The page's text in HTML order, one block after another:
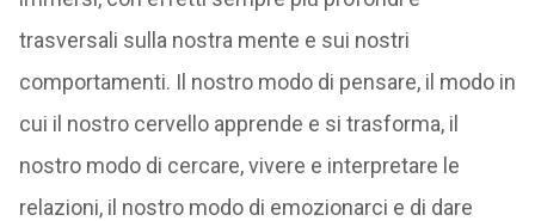
trasversali sulla nostra mente e sui nostri
comportamenti. Il nostro modo di pensare, il modo in
cui il nostro cervello apprende e si trasforma, il
nostro modo di cercare, vivere e interpretare le
relazioni, il nostro modo di emozionarci e di dare